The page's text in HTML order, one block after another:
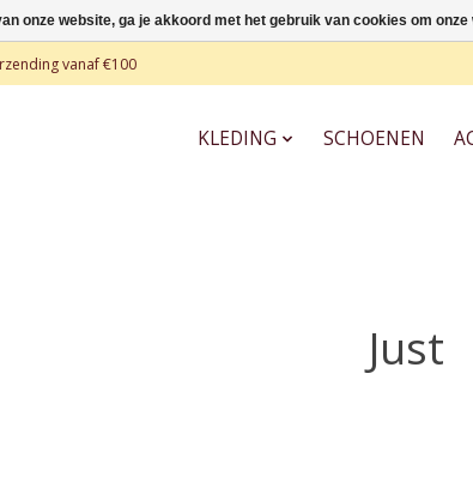
vanaf €100
KLEDING SCHOENEN
Just
onze website, ga je akkoord met het gebruik van cookies om